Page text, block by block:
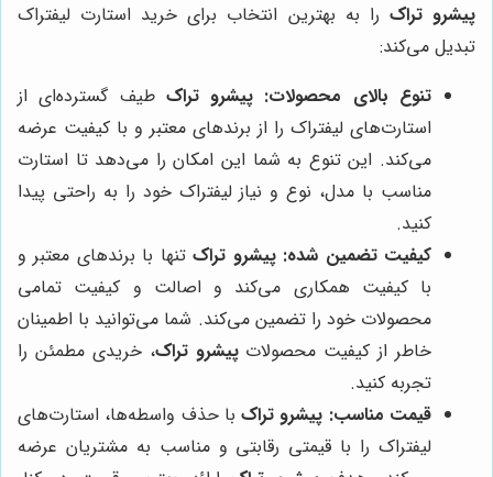
پیشرو تراک را به بهترین انتخاب برای خرید استارت لیفتراک
تبدیل می‌کند:
تنوع بالای محصولات: پیشرو تراک طیف گسترده‌ای از
استارت‌های لیفتراک را از برندهای معتبر و با کیفیت عرضه
می‌کند. این تنوع به شما این امکان را می‌دهد تا استارت
مناسب با مدل، نوع و نیاز لیفتراک خود را به راحتی پیدا
کنید.
کیفیت تضمین شده: پیشرو تراکتنها با برندهای معتبر و
با کیفیت همکاری می‌کند و اصالت و کیفیت تمامی
محصولات خود را تضمین می‌کند. شما می‌توانید با اطمینان
خاطر از کیفیت محصولاتپیشرو تراک، خریدی مطمئن را
تجربه کنید.
قیمت مناسب: پیشرو تراکبا حذف واسطه‌ها، استارت‌های
لیفتراک را با قیمتی رقابتی و مناسب به مشتریان عرضه